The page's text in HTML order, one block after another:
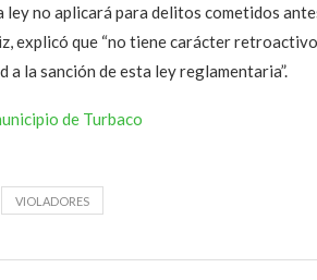
ley no aplicará para delitos cometidos
explicó que “no tiene carácter
la sanción de esta ley reglamentaria”.
de Turbaco
VIOLADORES